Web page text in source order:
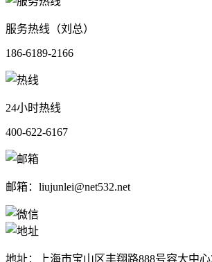
服务热线（刘总）
186-6189-2166
24小时热线
400-622-6167
邮箱：liujunlei@net532.net
地址：上海市宝山区丰翔路888号容大中心